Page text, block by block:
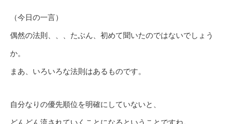
（今日の一言）
偶然の法則、、、たぶん、初めて聞いたのではないでしょう
か。
まあ、いろいろな法則はあるものです。
自分なりの優先順位を明確にしていないと、